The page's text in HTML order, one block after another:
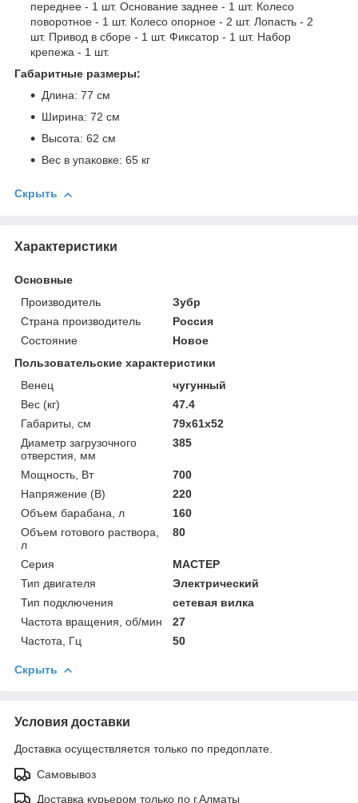
переднее - 1 шт. Основание заднее - 1 шт. Колесо
поворотное - 1 шт. Колесо опорное - 2 шт. Лопасть - 2
шт. Привод в сборе - 1 шт. Фиксатор - 1 шт. Набор
крепежа - 1 шт.
Габаритные размеры:
Длина: 77 см
Ширина: 72 см
Высота: 62 см
Вес в упаковке: 65 кг
Скрыть
Характеристики
Основные
Производитель
Зубр
Страна производитель
Россия
Состояние
Новое
Пользовательские характеристики
Венец
чугунный
Вес (кг)
47.4
Габариты, см
79х61х52
Диаметр загрузочного
отверстия, мм
385
Мощность, Вт
700
Напряжение (В)
220
Объем барабана, л
160
Объем готового раствора,
л
80
Серия
МАСТЕР
Тип двигателя
Электрический
Тип подключения
сетевая вилка
Частота вращения, об/мин
27
Частота, Гц
50
Скрыть
Условия доставки
Доставка осуществляется только по предоплате.
Самовывоз
Доставка курьером только по г.Алматы